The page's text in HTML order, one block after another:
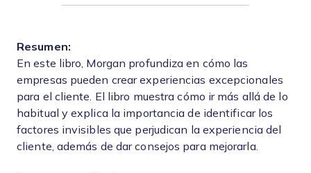
Resumen:
En este libro, Morgan profundiza en cómo las
empresas pueden crear experiencias excepcionales
para el cliente. El libro muestra cómo ir más allá de lo
habitual y explica la importancia de identificar los
factores invisibles que perjudican la experiencia del
cliente, además de dar consejos para mejorarla.